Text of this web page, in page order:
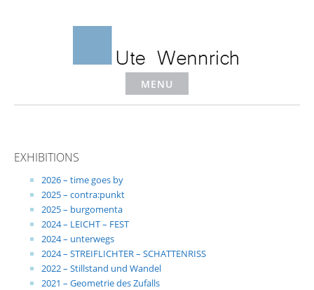
MENU
EXHIBITIONS
2026 – time goes by
2025 – contra:punkt
2025 – burgomenta
2024 – LEICHT – FEST
2024 – unterwegs
2024 – STREIFLICHTER – SCHATTENRISS
2022 – Stillstand und Wandel
2021 – Geometrie des Zufalls